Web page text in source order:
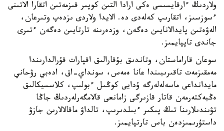
ولاردىڭ ءارقايسىسى ەكى ارادا التىن كوپىر قىزمەتىن اتقارا الاتىنى
ءسوزسىز، اتقارىپ كەلەدى دە. الايدا ولاردى ىزدەپ وتىرعان،
الەۋەتىن پايدالانايىن دەگەن، وزدەرىنە تارتايىن دەگەن ءتىرى
جاندى تاپپايمىز.
سوعان قاراماستان، وتاندىق بۇقارالىق اقپارات قۇرالدارىندا
مەمقىزمەت تاقىرىبىندا عانا ەمەس، سونداي-اق، ادەبي رۋحاني
مايدانداعى ماسەلەلەرگە ۇدايى كوڭىل ءبولىپ، كلاسسيكالىق
ەڭبەكتەرمەن قاتار قازىرگى زامانعى قالامگەرلەردىڭ جاڭا
تۋىندىلارىنا تىڭ پىكىر ءبىلدىرىپ، تالداۋ ماقالالارىن جازۋ
داستۇرىمىزدەن باس تارتپايمىز.